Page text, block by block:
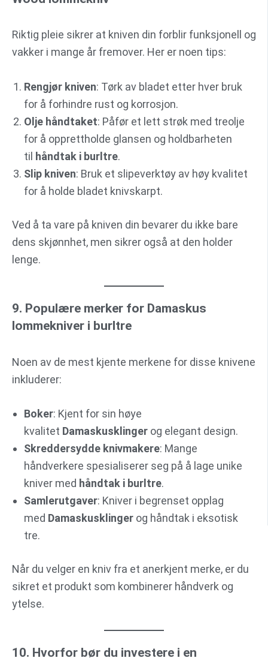
Riktig pleie sikrer at kniven din forblir funksjonell og
vakker i mange år fremover. Her er noen tips:
Rengjør kniven: Tørk av bladet etter hver bruk
for å forhindre rust og korrosjon.
Olje håndtaket: Påfør et lett strøk med treolje
for å opprettholde glansen og holdbarheten
til håndtak i burltre.
Slip kniven: Bruk et slipeverktøy av høy kvalitet
for å holde bladet knivskarpt.
Ved å ta vare på kniven din bevarer du ikke bare
dens skjønnhet, men sikrer også at den holder
lenge.
9. Populære merker for Damaskus
lommekniver i burltre
Noen av de mest kjente merkene for disse knivene
inkluderer:
Boker: Kjent for sin høye
kvalitet Damaskusklinger og elegant design.
Skreddersydde knivmakere: Mange
håndverkere spesialiserer seg på å lage unike
kniver med håndtak i burltre.
Samlerutgaver: Kniver i begrenset opplag
med Damaskusklinger og håndtak i eksotisk
tre.
Når du velger en kniv fra et anerkjent merke, er du
sikret et produkt som kombinerer håndverk og
ytelse.
10. Hvorfor bør du investere i en